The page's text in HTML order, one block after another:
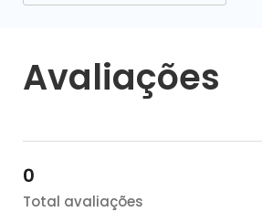
Avaliações
0
Total avaliações